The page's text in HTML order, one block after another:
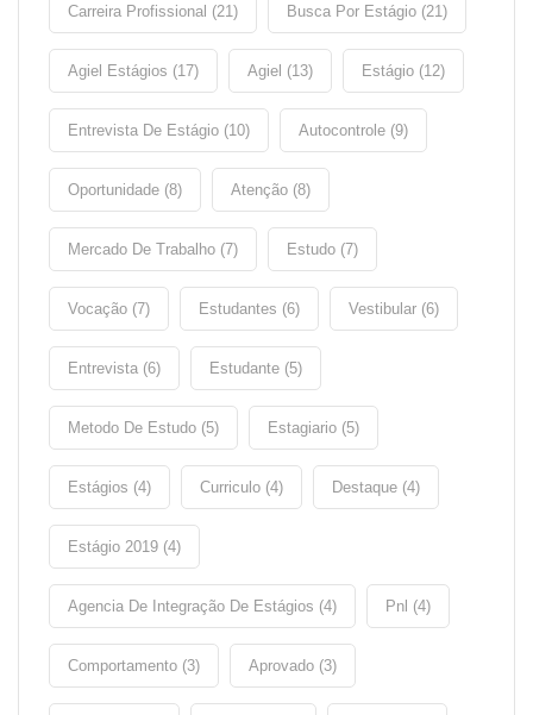
Carreira Profissional (21) Busca Por Estágio (21)
Agiel Estágios (17) Agiel (13) Estágio (12)
Entrevista De Estágio (10) Autocontrole (9)
Oportunidade (8) Atenção (8)
Mercado De Trabalho (7) Estudo (7)
Vocação (7) Estudantes (6) Vestibular (6)
Entrevista (6) Estudante (5)
Metodo De Estudo (5) Estagiario (5)
Estágios (4) Curriculo (4) Destaque (4)
Estágio 2019 (4)
Agencia De Integração De Estágios (4) Pnl (4)
Comportamento (3) Aprovado (3)